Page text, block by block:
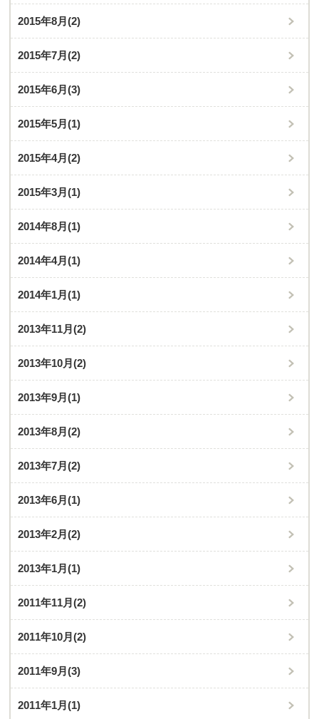
2015年8月(2)
2015年7月(2)
2015年6月(3)
2015年5月(1)
2015年4月(2)
2015年3月(1)
2014年8月(1)
2014年4月(1)
2014年1月(1)
2013年11月(2)
2013年10月(2)
2013年9月(1)
2013年8月(2)
2013年7月(2)
2013年6月(1)
2013年2月(2)
2013年1月(1)
2011年11月(2)
2011年10月(2)
2011年9月(3)
2011年1月(1)